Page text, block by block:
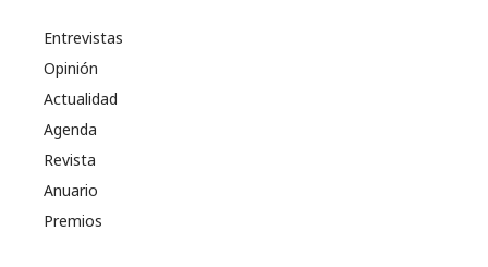
Entrevistas
Opinión
Actualidad
Agenda
Revista
Anuario
Premios